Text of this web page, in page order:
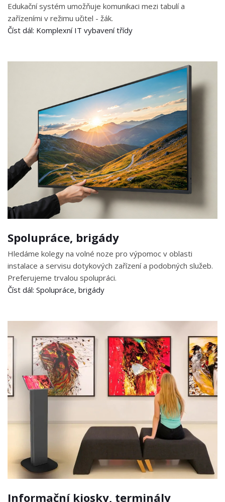
Edukační systém umožňuje komunikaci mezi tabulí a
zařízeními v režimu učitel - žák.
Číst dál: Komplexní IT vybavení třídy
Spolupráce, brigády
Hledáme kolegy na volné noze pro výpomoc v oblasti
instalace a servisu dotykových zařízení a podobných služeb.
Preferujeme trvalou spolupráci.
Číst dál: Spolupráce, brigády
Informační kiosky, terminály